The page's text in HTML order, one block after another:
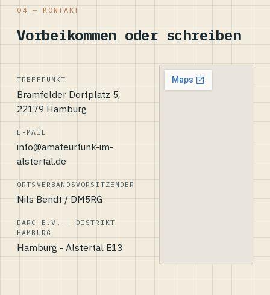
04 — KONTAKT
Vorbeikommen oder schreiben
TREFFPUNKT
Bramfelder Dorfplatz 5,
22179 Hamburg
E-MAIL
info@amateurfunk-im-
alstertal.de
ORTSVERBANDSVORSITZENDER
Nils Bendt / DM5RG
DARC E.V. - DISTRIKT
HAMBURG
Hamburg - Alstertal E13